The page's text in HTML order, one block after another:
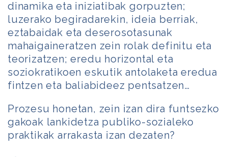
dinamika eta iniziatibak gorpuzten;
luzerako begiradarekin, ideia berriak,
eztabaidak eta deserosotasunak
mahaigaineratzen zein rolak definitu eta
teorizatzen; eredu horizontal eta
soziokratikoen eskutik antolaketa eredua
fintzen eta baliabideez pentsatzen…
Prozesu honetan, zein izan dira funtsezko
gakoak lankidetza publiko-sozialeko
praktikak arrakasta izan dezaten?